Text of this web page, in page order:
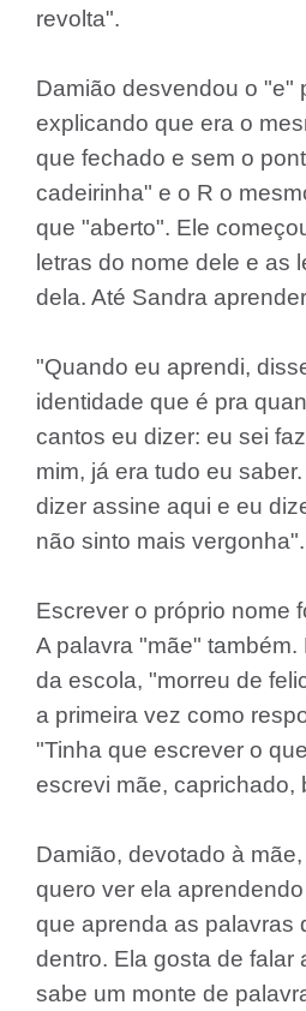
revolta".
Damião desvendou o "e"
explicando que era o
que fechado e sem o
cadeirinha" e o R o
que "aberto". Ele
letras do nome dele e as
dela. Até Sandra
"Quando eu aprendi,
identidade que é pra
cantos eu dizer: eu sei
mim, já era tudo eu
dizer assine aqui e eu
não sinto mais vergonha".
Escrever o próprio nome
A palavra "mãe" também.
da escola, "morreu de
a primeira vez como
"Tinha que escrever o
escrevi mãe, caprichado,
Damião, devotado à
quero ver ela
que aprenda as palavras
dentro. Ela gosta de falar
sabe um monte de